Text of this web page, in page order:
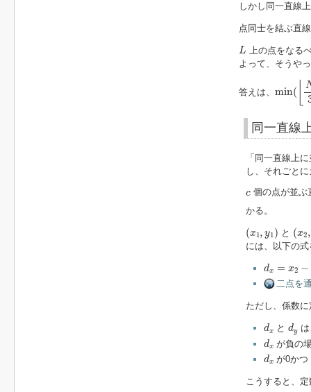
しかし同一直線
点同士を結ぶ直
L
L 上の点をなる
よって、そうや
答えは、 min(
N
同一直線
「同一直線上
し、それごと
c
c個の点が並ぶ
かる。
(x1, y1)
(x ) と (x2,
(
には、以下の
dx = x2 −
dx
二点を
ただし、係数
dx
dx とdy
d
dx
dx が負の
dx
dx が0かつ
こうすると、